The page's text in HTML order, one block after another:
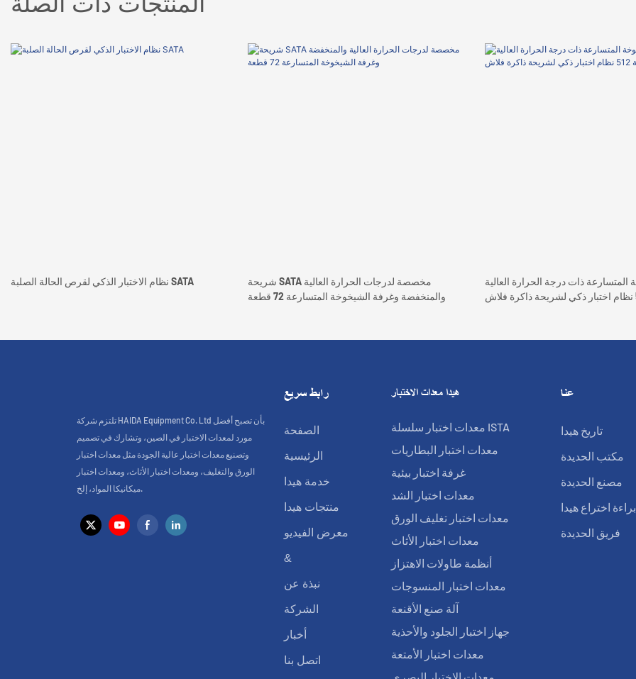
المنتجات ذات الصلة
نظام الاختبار الذكي لقرص الحالة الصلبة SATA
شريحة SATA مخصصة لدرجات الحرارة العالية
والمنخفضة وغرفة الشيخوخة المتسارعة 72 قطعة
ذات درجة الحرارة العالية
تلتزم شركة HAIDA Equipment Co. Ltd بأن تصبح أفضل
مورد لمعدات الاختبار في الصين، وتشارك في تصميم
وتصنيع معدات اختبار عالية الجودة مثل معدات اختبار
الورق والتغليف، ومعدات اختبار الأثاث، ومعدات اختبار
ميكانيكا المواد، إلخ.
رابط سريع
الصفحة
الرئيسية
خدمة هيدا
منتجات هيدا
معرض الفيديو
&
نبذة عن
الشركة
أخبار
اتصل بنا
هيدا معدات الاختبار
معدات اختبار سلسلة ISTA
معدات اختبار البطاريات
غرفة اختبار بيئية
معدات اختبار الشد
معدات اختبار تغليف الورق
معدات اختبار الأثاث
أنظمة طاولات الاهتزاز
معدات اختبار المنسوجات
آلة صنع الأقنعة
جهاز اختبار الجلود والأحذية
معدات اختبار الأمتعة
عنا
تاريخ هيدا
مكتب الحديدة
مصنع الحديدة
اختراع هيدا
فريق الحديدة